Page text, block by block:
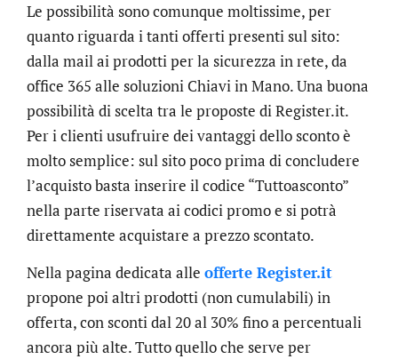
Le possibilità sono comunque moltissime, per
quanto riguarda i tanti offerti presenti sul sito:
dalla mail ai prodotti per la sicurezza in rete, da
office 365 alle soluzioni Chiavi in Mano. Una buona
possibilità di scelta tra le proposte di Register.it.
Per i clienti usufruire dei vantaggi dello sconto è
molto semplice: sul sito poco prima di concludere
l’acquisto basta inserire il codice “Tuttoasconto”
nella parte riservata ai codici promo e si potrà
direttamente acquistare a prezzo scontato.
Nella pagina dedicata alle offerte Register.it
propone poi altri prodotti (non cumulabili) in
offerta, con sconti dal 20 al 30% fino a percentuali
ancora più alte. Tutto quello che serve per